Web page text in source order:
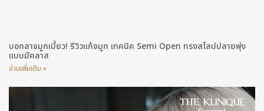
บอกลาจมูกเบี้ยว! รีวิวแก้จมูก เทคนิค Semi Open ทรงสโลปปลายพุ่ง
แบบมีคลาส
อ่านเพิ่มเติม »